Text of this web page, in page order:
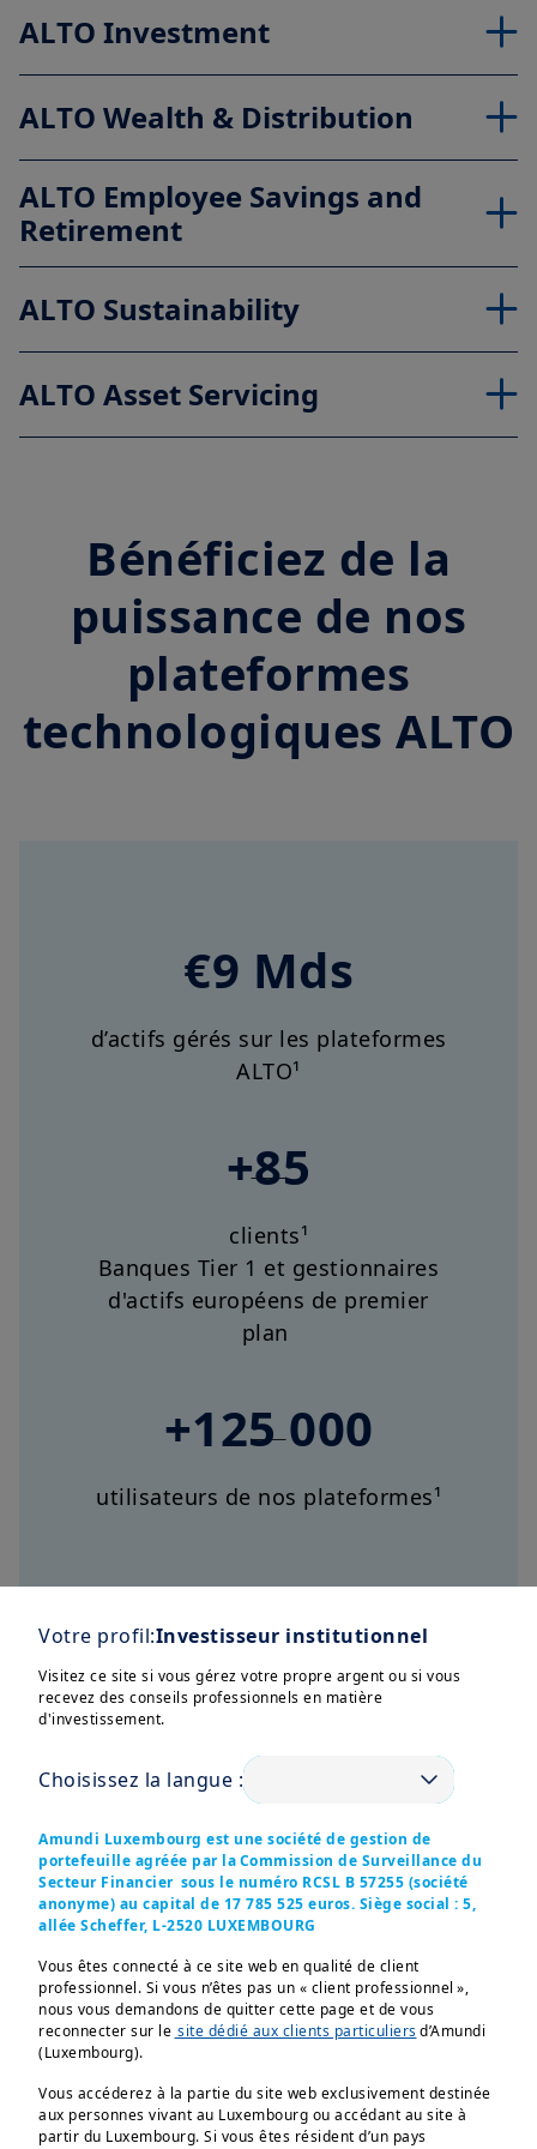
ALTO Investment
ALTO Wealth & Distribution
ALTO Employee Savings and
Retirement
ALTO Sustainability
ALTO Asset Servicing
Bénéficiez de la
puissance de nos
plateformes
technologiques ALTO
€9 Mds
d’actifs gérés sur les plateformes
ALTO¹
+85
clients¹
Banques Tier 1 et gestionnaires
d'actifs européens de premier
plan
+125 000
utilisateurs de nos plateformes¹
Nous donnons aux professionnels de
la finance les moyens d'agir grâce à la
technologie
Plateforme unique
Votre profil:Investisseur institutionnel
Visitez ce site si vous gérez votre propre argent ou si vous
recevez des conseils professionnels en matière
d'investissement.
Choisissez la langue :
Amundi Luxembourg est une société de gestion de
portefeuille agréée par la Commission de Surveillance du
Secteur Financier sous le numéro RCSL B 57255 (société
anonyme) au capital de 17 785 525 euros. Siège social : 5,
allée Scheffer, L-2520 LUXEMBOURG
Vous êtes connecté à ce site web en qualité de client
professionnel. Si vous n’êtes pas un « client professionnel »,
nous vous demandons de quitter cette page et de vous
reconnecter sur le site dédié aux clients particuliersd’Amundi
(Luxembourg).
Vous accéderez à la partie du site web exclusivement destinée
aux personnes vivant au Luxembourg ou accédant au site à
partir du Luxembourg. Si vous êtes résident d’un pays